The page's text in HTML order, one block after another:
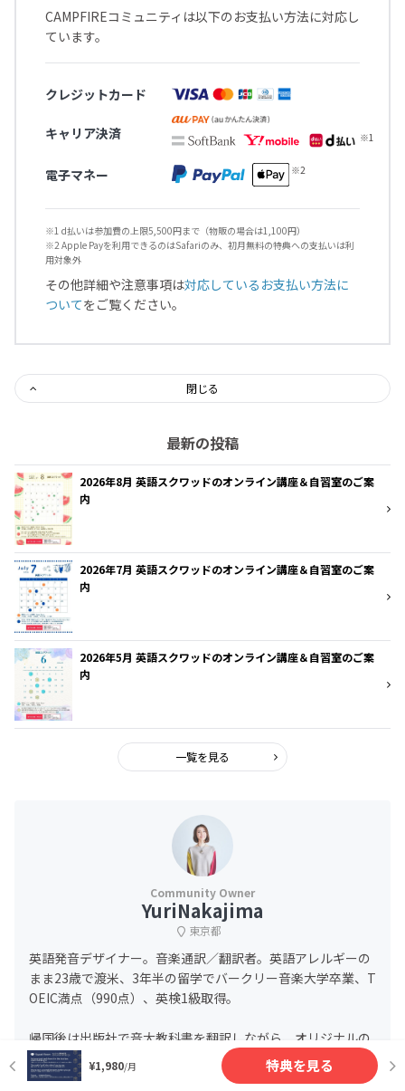
¥1,980/月 特典を見る
CAMPFIREコミュニティは以下のお支払い方法に対応し
ています。
クレジットカード
キャリア決済
電子マネー
※1 d払いは参加費の上限5,500円まで（物販の場合は1,100円）
※2 Apple Payを利用できるのはSafariのみ、初月無料の特典への支払いは利
用対象外
その他詳細や注意事項は対応しているお支払い方法に
ついてをご覧ください。
閉じる
最新の投稿
2026年8月 英語スクワッドのオンライン講座＆自習室のご案
内
2026年7月 英語スクワッドのオンライン講座＆自習室のご案
内
2026年5月 英語スクワッドのオンライン講座＆自習室のご案
内
一覧を見る
YuriNakajima
東京都
英語発音デザイナー。音楽通訳／翻訳者。英語アレルギーの
まま23歳で渡米、3年半の留学でバークリー音楽大学卒業、T
OEIC満点（990点）、英検1級取得。
帰国後は出版社で音大教科書を翻訳しながら、オリジナルの
英語発音指導法を開発。ヴォーカリストとして学んだ知識で
英語スピーキングの抑揚を音楽的に分析指導する方法を確立